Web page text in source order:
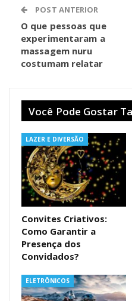
POST ANTERIOR
O que pessoas que
experimentaram a
massagem nuru
costumam relatar
Você Pode Gostar
LAZER E DIVERSÃO
Convites Criativos:
Como Garantir a
Presença dos
Convidados?
ELETRÔNICOS